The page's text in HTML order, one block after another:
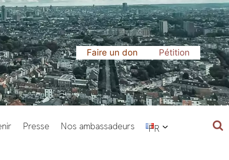
Faire un don Pétition
Presse Nos ambassadeurs FR